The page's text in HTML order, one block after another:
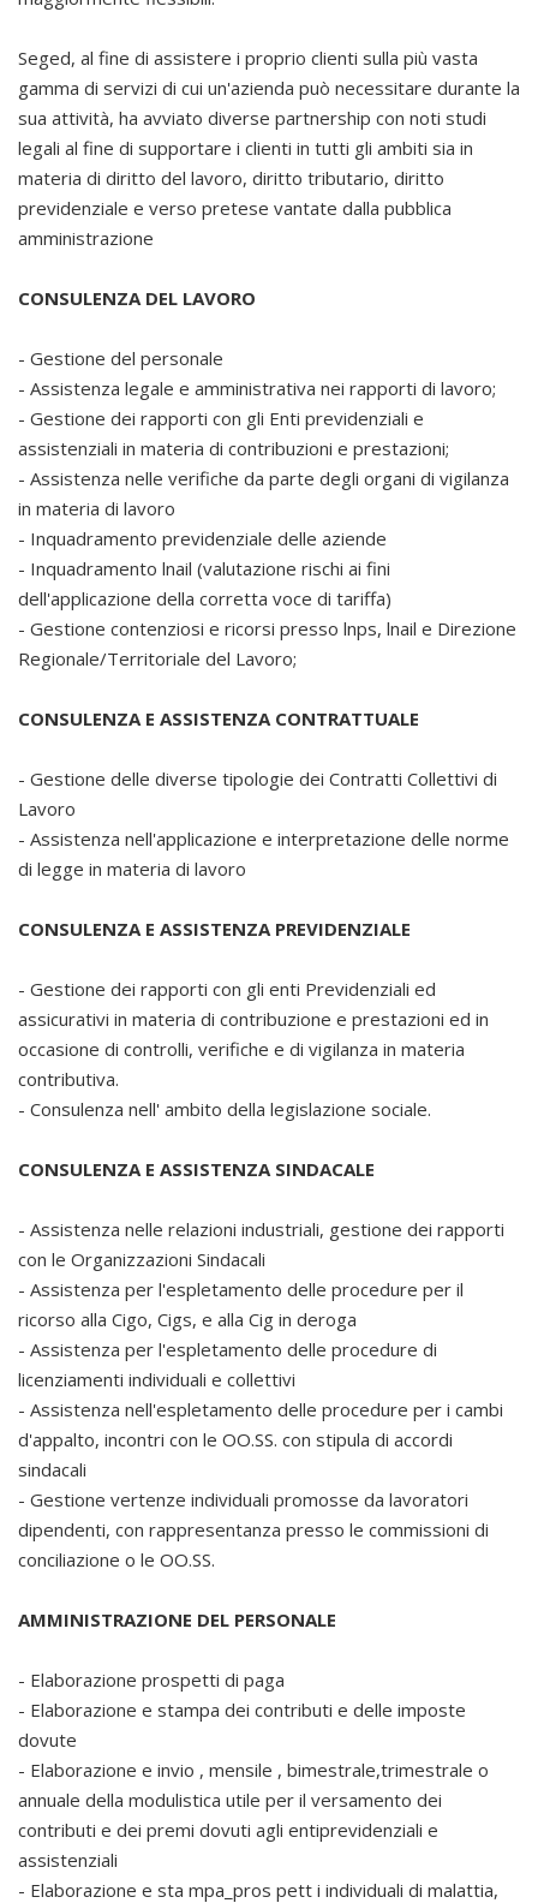
Seged, al fine di assistere i proprio clienti sulla più vasta
gamma di servizi di cui un'azienda può necessitare durante la
sua attività, ha avviato diverse partnership con noti studi
legali al fine di supportare i clienti in tutti gli ambiti sia in
materia di diritto del lavoro, diritto tributario, diritto
previdenziale e verso pretese vantate dalla pubblica
amministrazione
CONSULENZA DEL LAVORO
- Gestione del personale
- Assistenza legale e amministrativa nei rapporti di lavoro;
- Gestione dei rapporti con gli Enti previdenziali e
assistenziali in materia di contribuzioni e prestazioni;
- Assistenza nelle verifiche da parte degli organi di vigilanza
in materia di lavoro
- Inquadramento previdenziale delle aziende
- Inquadramento lnail (valutazione rischi ai fini
dell'applicazione della corretta voce di tariffa)
- Gestione contenziosi e ricorsi presso lnps, lnail e Direzione
Regionale/Territoriale del Lavoro;
CONSULENZA E ASSISTENZA CONTRATTUALE
- Gestione delle diverse tipologie dei Contratti Collettivi di
Lavoro
- Assistenza nell'applicazione e interpretazione delle norme
di legge in materia di lavoro
CONSULENZA E ASSISTENZA PREVIDENZIALE
- Gestione dei rapporti con gli enti Previdenziali ed
assicurativi in materia di contribuzione e prestazioni ed in
occasione di controlli, verifiche e di vigilanza in materia
contributiva.
- Consulenza nell' ambito della legislazione sociale.
CONSULENZA E ASSISTENZA SINDACALE
- Assistenza nelle relazioni industriali, gestione dei rapporti
con le Organizzazioni Sindacali
- Assistenza per l'espletamento delle procedure per il
ricorso alla Cigo, Cigs, e alla Cig in deroga
- Assistenza per l'espletamento delle procedure di
licenziamenti individuali e collettivi
- Assistenza nell'espletamento delle procedure per i cambi
d'appalto, incontri con le OO.SS. con stipula di accordi
sindacali
- Gestione vertenze individuali promosse da lavoratori
dipendenti, con rappresentanza presso le commissioni di
conciliazione o le OO.SS.
AMMINISTRAZIONE DEL PERSONALE
- Elaborazione prospetti di paga
- Elaborazione e stampa dei contributi e delle imposte
dovute
- Elaborazione e invio , mensile , bimestrale,trimestrale o
annuale della modulistica utile per il versamento dei
contributi e dei premi dovuti agli entiprevidenziali e
assistenziali
- Elaborazione e sta mpa_pros pett i individuali di malattia,